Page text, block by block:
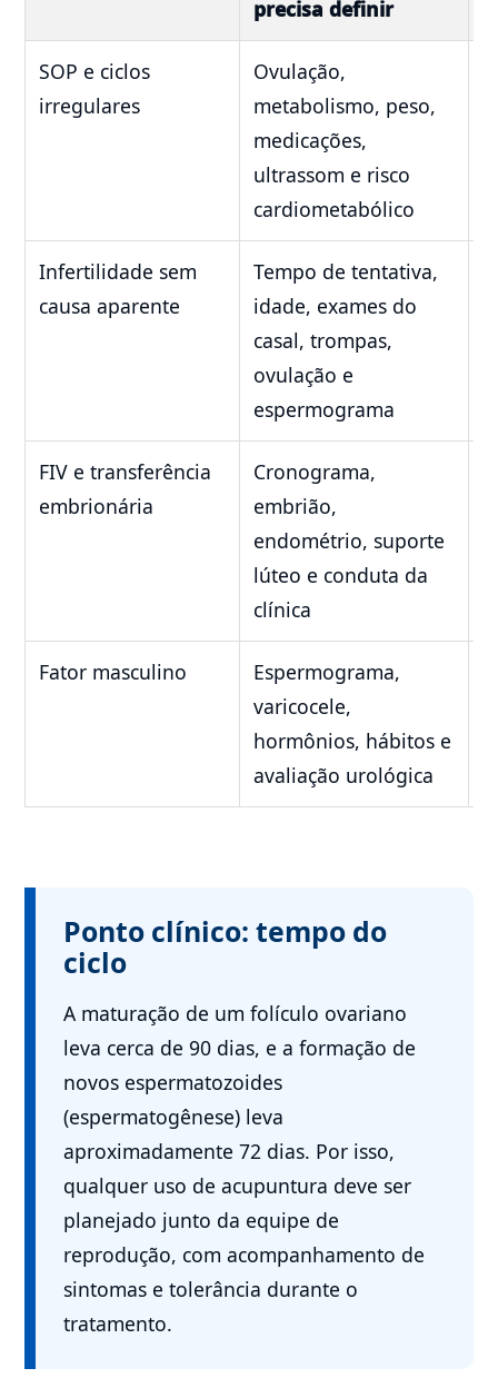
precisa definir
SOP e ciclos
irregulares
Ovulação,
metabolismo, peso,
medicações,
ultrassom e risco
cardiometabólico
Infertilidade sem
causa aparente
Tempo de tentativa,
idade, exames do
casal, trompas,
ovulação e
espermograma
FIV e transferência
embrionária
Cronograma,
embrião,
endométrio, suporte
lúteo e conduta da
clínica
Fator masculino
Espermograma,
varicocele,
hormônios, hábitos e
avaliação urológica
Ponto clínico: tempo do
ciclo
A maturação de um folículo ovariano
leva cerca de 90 dias, e a formação de
novos espermatozoides
(espermatogênese) leva
aproximadamente 72 dias. Por isso,
qualquer uso de acupuntura deve ser
planejado junto da equipe de
reprodução, com acompanhamento de
sintomas e tolerância durante o
tratamento.